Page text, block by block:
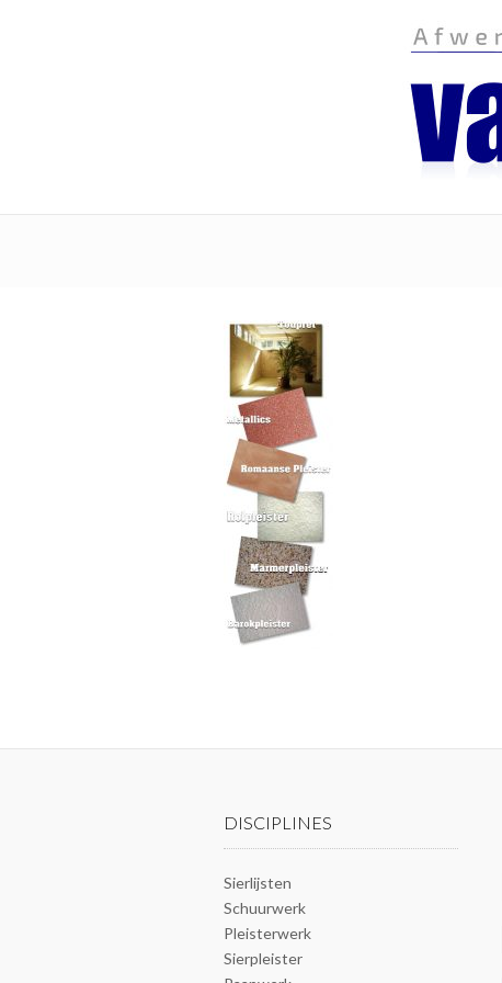
DISCIPLINES
Sierlijsten
Schuurwerk
Pleisterwerk
Sierpleister